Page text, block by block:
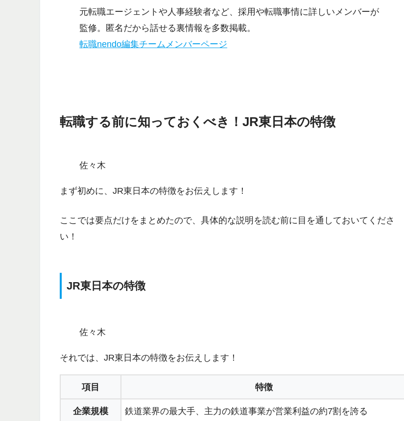
元転職エージェントや人事経験者など、採用や転職事情に詳しいメンバーが
監修。匿名だから話せる裏情報を多数掲載。
転職nendo編集チームメンバーページ
転職する前に知っておくべき！JR東日本の特徴
佐々木
まず初めに、 JR東日本の特徴をお伝えします！
ここでは要点だけをまとめたので、具体的な説明を読む前に目を通しておいてくださ
い！
JR東日本の特徴
佐々木
それでは、JR東日本の特徴をお伝えします！
項目 特徴
企業規模 鉄道業界の最大手、主力の鉄道事業が営業利益の約7割を誇る